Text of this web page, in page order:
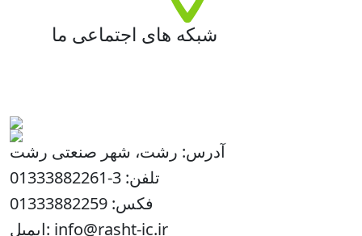
شبکه های اجتماعی ما
آدرس: رشت، شهر صنعتی رشت
تلفن: 3-01333882261
فکس: 01333882259
ایمیل: info@rasht-ic.ir